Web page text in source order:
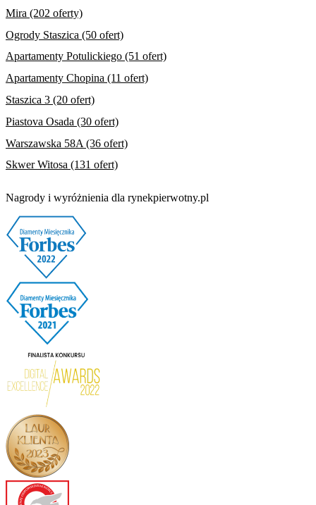
Mira (202 oferty)
Ogrody Staszica (50 ofert)
Apartamenty Potulickiego (51 ofert)
Apartamenty Chopina (11 ofert)
Staszica 3 (20 ofert)
Piastova Osada (30 ofert)
Warszawska 58A (36 ofert)
Skwer Witosa (131 ofert)
Nagrody i wyróżnienia dla rynekpierwotny.pl